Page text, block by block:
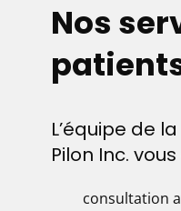
Nos
L’équipe de
Pilon Inc.
consultation